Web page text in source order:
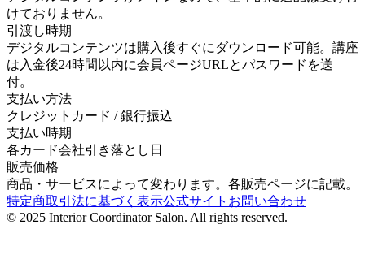
けておりません。
引渡し時期
デジタルコンテンツは購入後すぐにダウンロード可能。講座
は入金後24時間以内に会員ページURLとパスワードを送
付。
支払い方法
クレジットカード / 銀行振込
支払い時期
各カード会社引き落とし日
販売価格
商品・サービスによって変わります。各販売ページに記載。
特定商取引法に基づく表示公式サイト お問い合わせ
© 2025 Interior Coordinator Salon. All rights reserved.